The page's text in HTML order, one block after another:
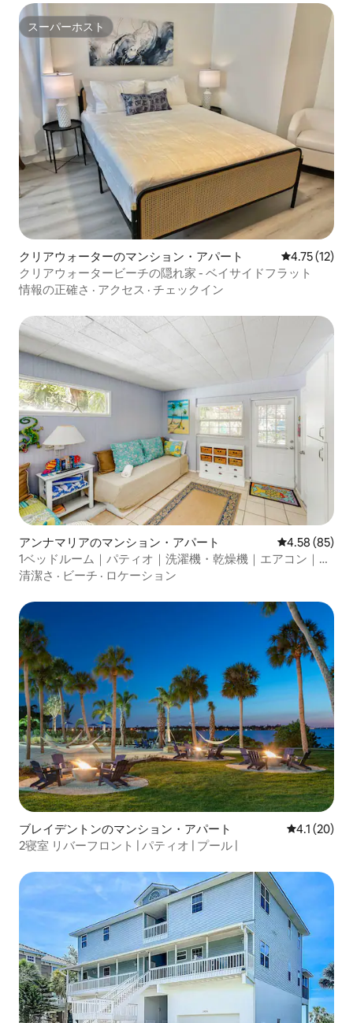
スーパーホスト
スーパーホスト
クリアウォーターのマンション・アパート レビュー12
4.75 (12)
クリアウォータービーチの隠れ家 - ベイサイドフラット
情報の正確さ · アクセス · チェックイン
アンナマリアのマンション・アパート レビュー85
4.58 (85)
1ベッドルーム｜パティオ｜洗濯機・乾燥機｜エアコン｜ガ
スグリル｜ビーチへのアクセス
清潔さ · ビーチ · ロケーション
ブレイデントンのマンション・アパート レビュー20
4.1 (20)
2寝室 リバーフロント | パティオ | プール |